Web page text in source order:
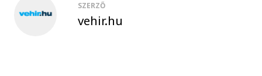
SZERZŐ
vehir.hu